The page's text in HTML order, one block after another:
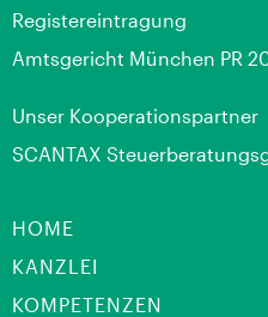
Registereintragung
Amtsgericht München PR
Unser Kooperationspartner
SCANTAX
HOME
KANZLEI
KOMPETENZEN